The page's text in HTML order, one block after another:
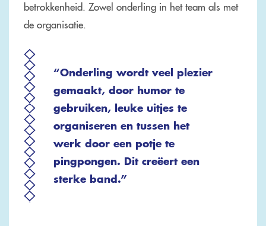
betrokkenheid. Zowel onderling in het team als met
de organisatie.
“Onderling wordt veel plezier
gemaakt, door humor te
gebruiken, leuke uitjes te
organiseren en tussen het
werk door een potje te
pingpongen. Dit creëert een
sterke band.”